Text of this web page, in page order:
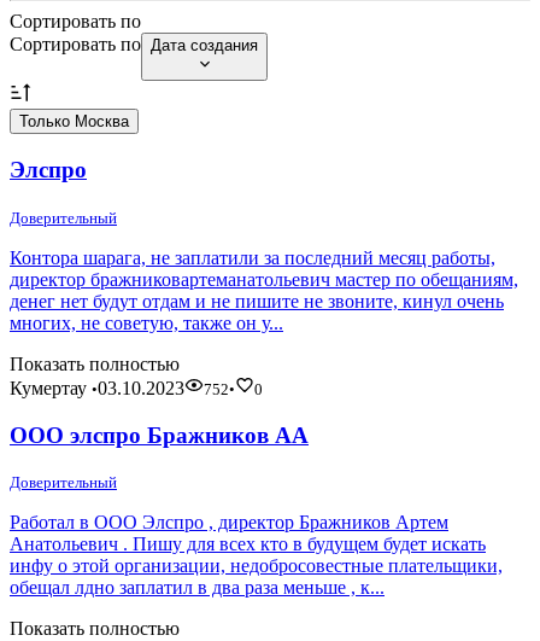
Сортировать по
Сортировать по Дата создания
Только Москва
Элспро
Доверительный
Контора шарага, не заплатили за последний месяц работы,
директор бражниковартеманатольевич мастер по обещаниям,
денег нет будут отдам и не пишите не звоните, кинул очень
многих, не советую, также он у...
Показать полностью
Кумертау •03.10.2023 752• 0
ООО элспро Бражников АА
Доверительный
Работал в ООО Элспро , директор Бражников Артем
Анатольевич . Пишу для всех кто в будущем будет искать
инфу о этой организации, недобросовестные плательщики,
обещал лдно заплатил в два раза меньше , к...
Показать полностью